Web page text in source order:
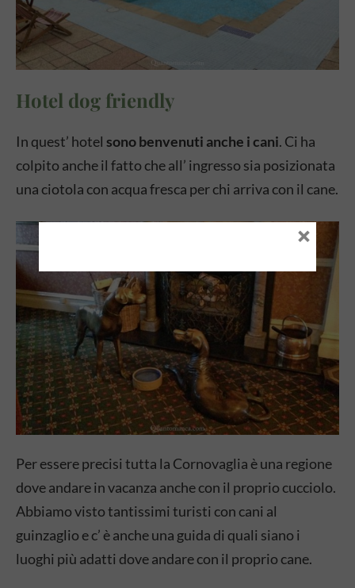
Hotel dog friendly
In quest’ hotel sono benvenuti anche i cani. Ci ha
colpito anche il fatto che all’ ingresso sia posizionata
una ciotola con acqua fresca per chi arriva con il cane.
Per essere precisi tutta la Cornovaglia è una regione
dove andare in vacanza anche con il proprio cucciolo.
Abbiamo visto tantissimi turisti con cani al
guinzaglio e c’ è anche una guida di quali siano i
luoghi più adatti dove andare con il proprio cane.
×